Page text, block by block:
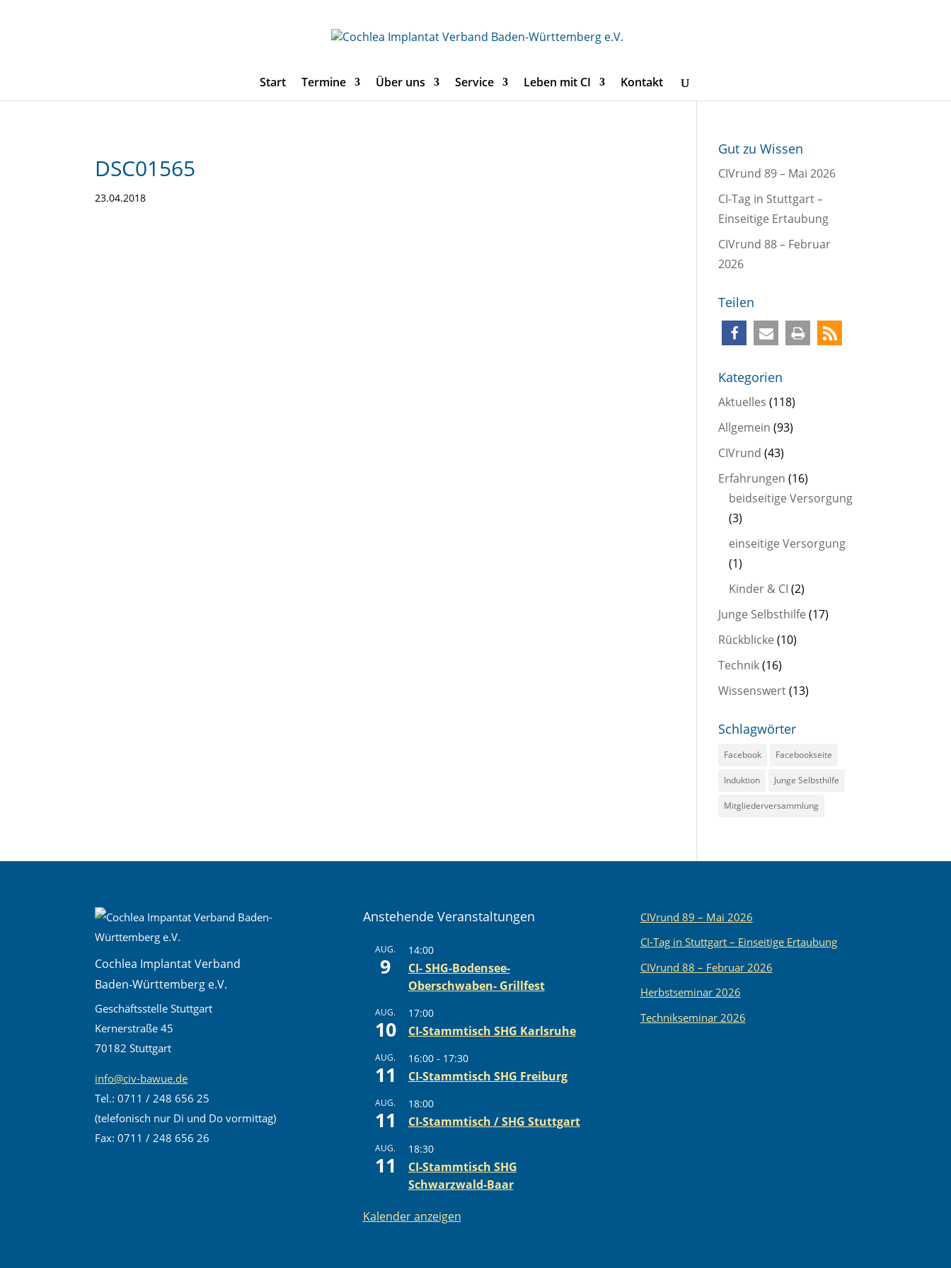
Start Termine Über uns Service Leben mit CI Kontakt
DSC01565
23.04.2018
Gut zu Wissen
CIVrund 89 – Mai 2026
CI-Tag in Stuttgart –
Einseitige Ertaubung
CIVrund 88 – Februar
2026
Teilen
Kategorien
Aktuelles (118)
Allgemein (93)
CIVrund (43)
Erfahrungen (16)
beidseitige Versorgung
(3)
einseitige Versorgung
(1)
Kinder & CI (2)
Junge Selbsthilfe (17)
Rückblicke (10)
Technik(16)
Wissenswert(13)
Schlagwörter
Facebook Facebookseite
Induktion Junge Selbsthilfe
Mitgliederversammlung
Cochlea Implantat Verband
Baden-Württemberg e.V.
Geschäftsstelle Stuttgart
Kernerstraße 45
70182 Stuttgart
info@civ-bawue.de
Tel.: 0711 / 248 656 25
(telefonisch nur Di und Do vormittag)
Fax: 0711 / 248 656 26
Anstehende Veranstaltungen
AUG.
9
14:00
CI- SHG-Bodensee-
Oberschwaben- Grillfest
AUG.
10
17:00
CI-Stammtisch SHG Karlsruhe
AUG.
11
16:00- 17:30
CI-Stammtisch SHG Freiburg
AUG.
11
18:00
CI-Stammtisch / SHG Stuttgart
AUG.
11
18:30
CI-Stammtisch SHG
Schwarzwald-Baar
Kalender anzeigen
CIVrund 89 – Mai 2026
CI-Tag in Stuttgart – Einseitige Ertaubung
CIVrund 88 – Februar 2026
Herbstseminar 2026
Technikseminar 2026